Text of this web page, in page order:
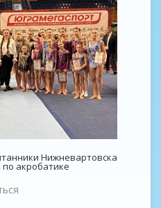
Нижневартовска
акробатике